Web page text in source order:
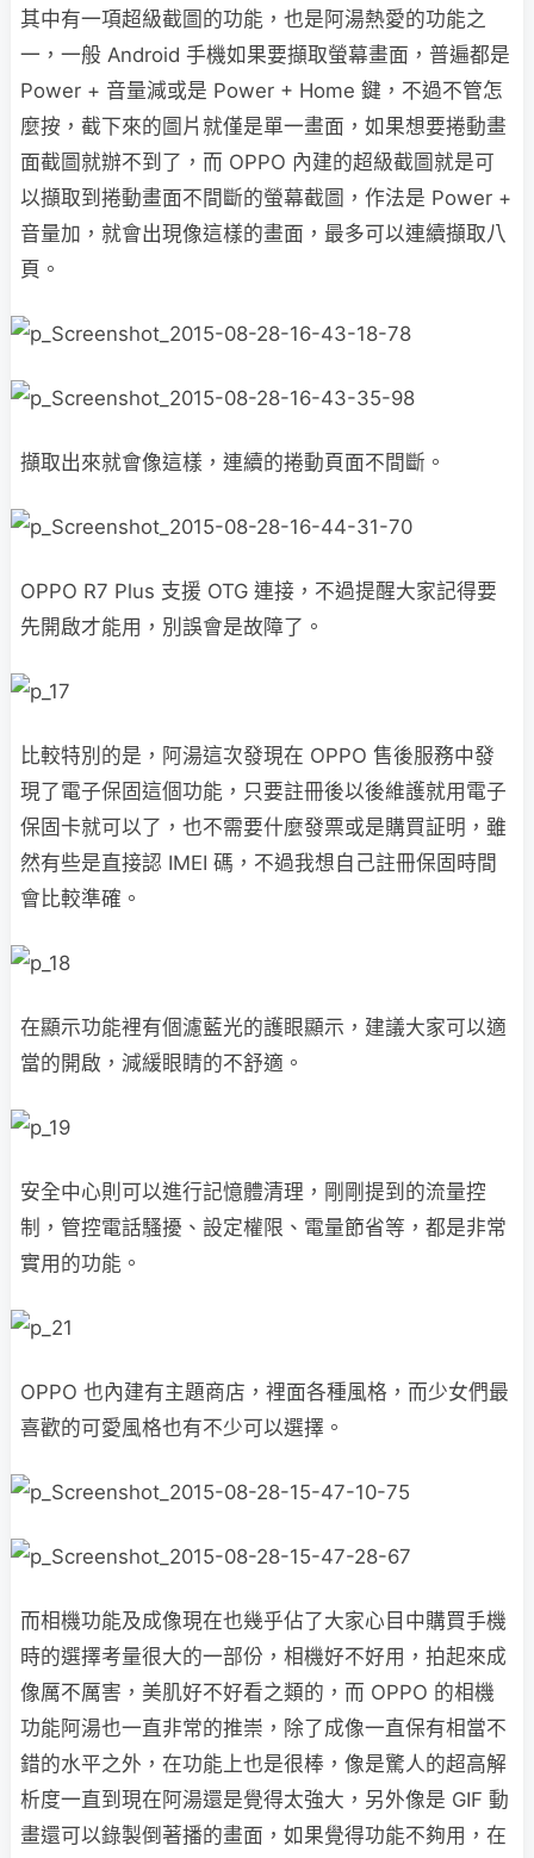
其中有一項超級截圖的功能，也是阿湯熱愛的功能之
一，一般 Android 手機如果要擷取螢幕畫面，普遍都是
Power + 音量減或是 Power + Home 鍵，不過不管怎
麼按，截下來的圖片就僅是單一畫面，如果想要捲動畫
面截圖就辦不到了，而 OPPO 內建的超級截圖就是可
以擷取到捲動畫面不間斷的螢幕截圖，作法是 Power +
音量加，就會出現像這樣的畫面，最多可以連續擷取八
頁。
擷取出來就會像這樣，連續的捲動頁面不間斷。
OPPO R7 Plus 支援 OTG 連接，不過提醒大家記得要
先開啟才能用，別誤會是故障了。
比較特別的是，阿湯這次發現在 OPPO 售後服務中發
現了電子保固這個功能，只要註冊後以後維護就用電子
保固卡就可以了，也不需要什麼發票或是購買証明，雖
然有些是直接認 IMEI 碼，不過我想自己註冊保固時間
會比較準確。
在顯示功能裡有個濾藍光的護眼顯示，建議大家可以適
當的開啟，減緩眼睛的不舒適。
安全中心則可以進行記憶體清理，剛剛提到的流量控
制，管控電話騷擾、設定權限、電量節省等，都是非常
實用的功能。
OPPO 也內建有主題商店，裡面各種風格，而少女們最
喜歡的可愛風格也有不少可以選擇。
而相機功能及成像現在也幾乎佔了大家心目中購買手機
時的選擇考量很大的一部份，相機好不好用，拍起來成
像厲不厲害，美肌好不好看之類的，而 OPPO 的相機
功能阿湯也一直非常的推崇，除了成像一直保有相當不
錯的水平之外，在功能上也是很棒，像是驚人的超高解
析度一直到現在阿湯還是覺得太強大，另外像是 GIF 動
畫還可以錄製倒著播的畫面，如果覺得功能不夠用，在